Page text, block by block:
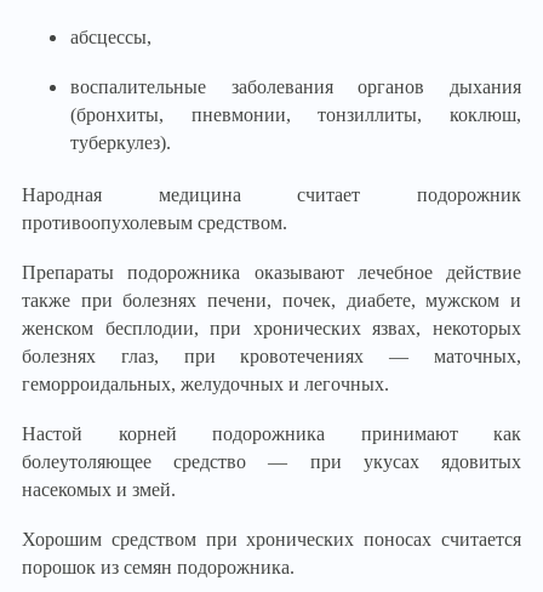
абсцессы,
воспалительные заболевания органов дыхания
(бронхиты, пневмонии, тонзиллиты, коклюш,
туберкулез).
Народная медицина считает подорожник
противоопухолевым средством.
Препараты подорожника оказывают лечебное действие
также при болезнях печени, почек, диабете, мужском и
женском бесплодии, при хронических язвах, некоторых
болезнях глаз, при кровотечениях — маточных,
геморроидальных, желудочных и легочных.
Настой корней подорожника принимают как
болеутоляющее средство — при укусах ядовитых
насекомых и змей.
Хорошим средством при хронических поносах считается
порошок из семян подорожника.